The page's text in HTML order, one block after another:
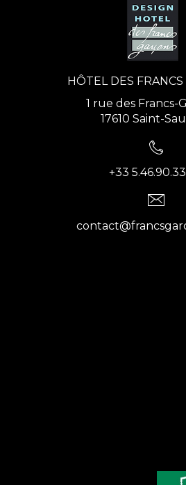
HÔTEL DES FRANCS
1 rue des Francs-
17610 Saint-
+33